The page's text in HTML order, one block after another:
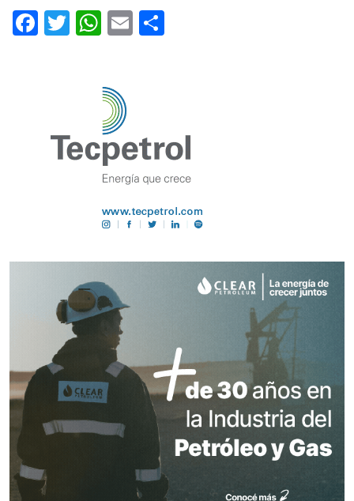
Facebook
Twitter
WhatsApp
Email